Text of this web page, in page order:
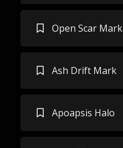
Open Scar Mark
Ash Drift Mark
Apoapsis Halo